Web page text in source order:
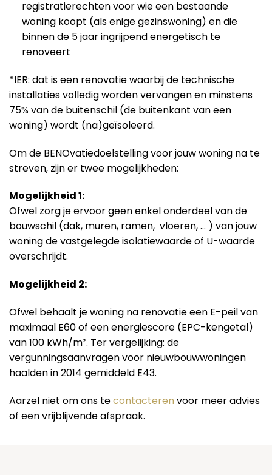
registratierechten voor wie een bestaande
woning koopt (als enige gezinswoning) en die
binnen de 5 jaar ingrijpend energetisch te
renoveert
*IER: dat is een renovatie waarbij de technische
installaties volledig worden vervangen en minstens
75% van de buitenschil (de buitenkant van een
woning) wordt (na)geïsoleerd.
Om de BENOvatiedoelstelling voor jouw woning na te
streven, zijn er twee mogelijkheden:
Mogelijkheid 1:
Ofwel zorg je ervoor geen enkel onderdeel van de
bouwschil (dak, muren, ramen, vloeren, … ) van jouw
woning de vastgelegde isolatiewaarde of U-waarde
overschrijdt.
Mogelijkheid 2:
Ofwel behaalt je woning na renovatie een E-peil van
maximaal E60 of een energiescore (EPC-kengetal)
van 100 kWh/m². Ter vergelijking: de
vergunningsaanvragen voor nieuwbouwwoningen
haalden in 2014 gemiddeld E43.
Aarzel niet om ons tecontacteren voor meer advies
of een vrijblijvende afspraak.